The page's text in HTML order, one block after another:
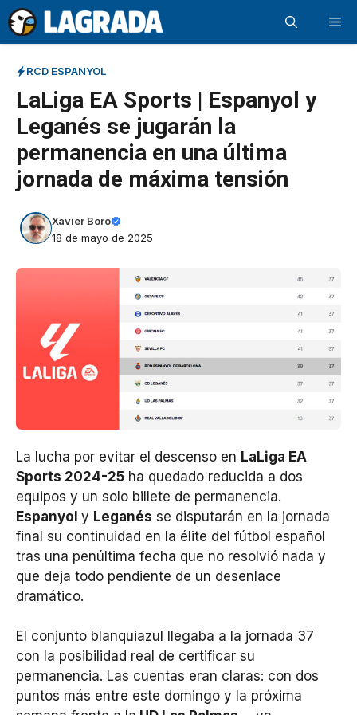
Saltar
al
contenido
RCD ESPANYOL
LaLiga EA Sports | Espanyol y
Leganés se jugarán la
permanencia en una última
jornada de máxima tensión
Xavier Boró
18 de mayo de 2025
La lucha por evitar el descenso en LaLiga EA
Sports 2024-25 ha quedado reducida a dos
equipos y un solo billete de permanencia.
Espanyol y Leganés se disputarán en la jornada
final su continuidad en la élite del fútbol español
tras una penúltima fecha que no resolvió nada y
que deja todo pendiente de un desenlace
dramático.
El conjunto blanquiazul llegaba a la jornada 37
con la posibilidad real de certificar su
permanencia. Las cuentas eran claras: con dos
puntos más entre este domingo y la próxima